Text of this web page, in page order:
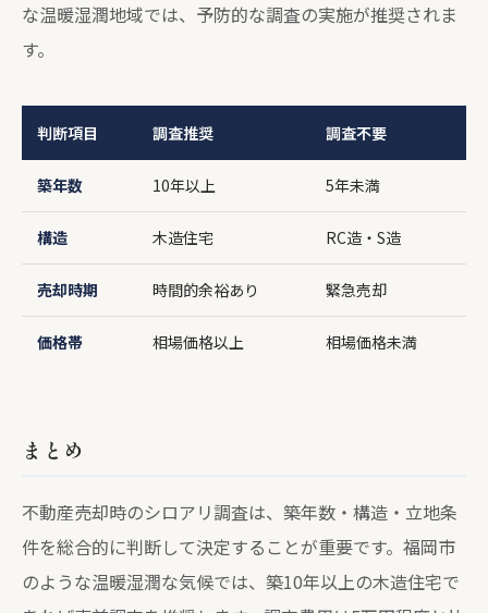
な温暖湿潤地域では、予防的な調査の実施が推奨されま
す。
判断項目 調査推奨 調査不要
築年数 10年以上 5年未満
構造 木造住宅 RC造・S造
売却時期 時間的余裕あり 緊急売却
価格帯 相場価格以上 相場価格未満
まとめ
不動産売却時のシロアリ調査は、築年数・構造・立地条
件を総合的に判断して決定することが重要です。福岡市
のような温暖湿潤な気候では、築10年以上の木造住宅で